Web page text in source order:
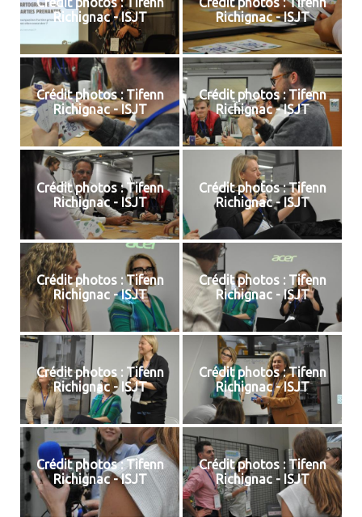
Richignac - ISJT
Richignac - ISJT
Crédit photos : Tifenn
Richignac - ISJT
Crédit photos : Tifenn
Richignac - ISJT
Crédit photos : Tifenn
Richignac - ISJT
Crédit photos : Tifenn
Richignac - ISJT
Crédit photos : Tifenn
Richignac - ISJT
Crédit photos : Tifenn
Richignac - ISJT
Crédit photos : Tifenn
Richignac - ISJT
Crédit photos : Tifenn
Richignac - ISJT
Crédit photos : Tifenn
Richignac - ISJT
Crédit photos : Tifenn
Richignac - ISJT